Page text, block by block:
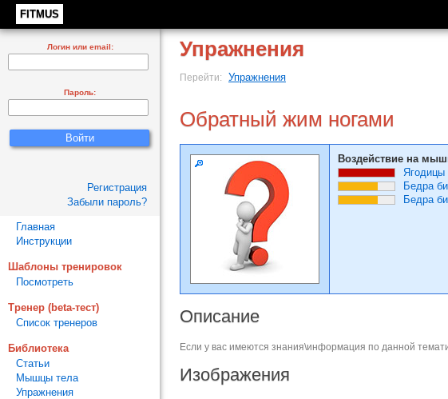
FITMUS
Упражнения
Перейти: Упражнения
Обратный жим ногами
Воздействие на
Ягодицы
Бедра
Бедра
Описание
Если у вас имеются знания\информация по данной
Изображения
Логин или email:
Пароль:
Регистрация
Забыли пароль?
Главная
Инструкции
Шаблоны тренировок
Посмотреть
Тренер (beta-тест)
Список тренеров
Библиотека
Статьи
Мышцы тела
Упражнения